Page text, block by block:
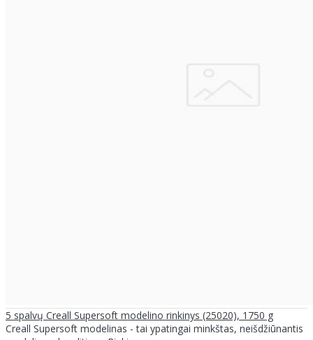
5 spalvų Creall Supersoft modelino rinkinys (25020), 1750 g
Creall Supersoft modelinas - tai ypatingai minkštas, neišdžiūnantis